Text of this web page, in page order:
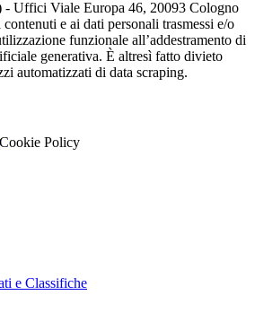
- Uffici Viale Europa 46, 20093 Cologno
e ai dati personali trasmessi e/o
funzionale all’addestramento di
generativa. È altresì fatto divieto
automatizzati di data scraping.
Cookie Policy
e Classifiche